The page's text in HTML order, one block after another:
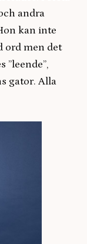
andra
kan inte
ord men det
”leende”,
gator. Alla